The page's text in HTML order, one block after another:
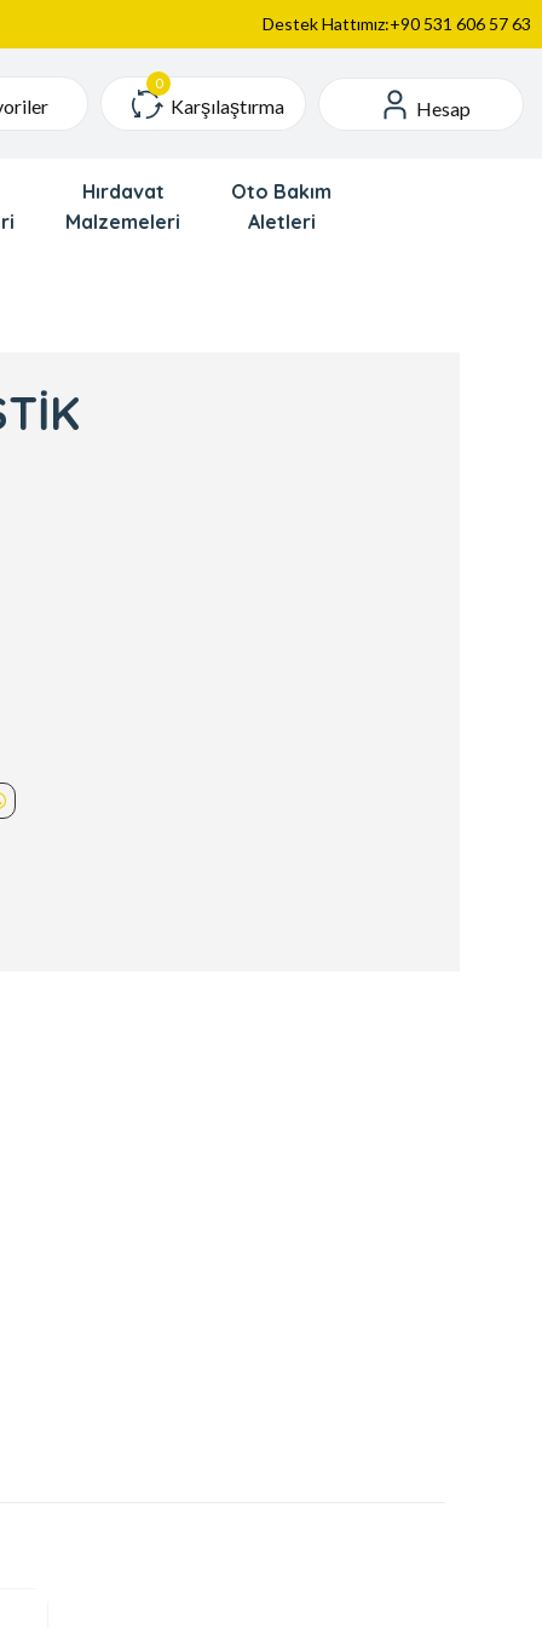
Destek Hattımız:+90 531 606 57 63
Karşılaştırma Hesap
Hırdavat
Malzemeleri
Oto Bakım
Aletleri